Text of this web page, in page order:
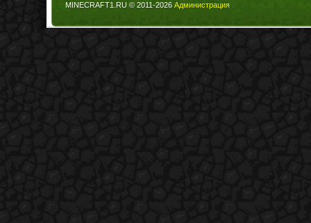
MINECRAFT1.RU © 2011-2026 Администрация